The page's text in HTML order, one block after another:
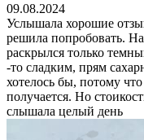
09.08.2024
Услышала хорошие
решила попробовать.
раскрылся только
-то сладким, прям
хотелось бы, потому
получается. Но
слышала целый день